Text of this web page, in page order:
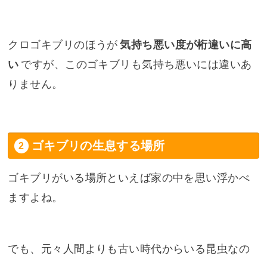
クロゴキブリのほうが 気持ち悪い度が桁違いに高
い ですが、このゴキブリも気持ち悪いには違いあ
りません。
ゴキブリの生息する場所
ゴキブリがいる場所といえば家の中を思い浮かべ
ますよね。
でも、元々人間よりも古い時代からいる昆虫なの